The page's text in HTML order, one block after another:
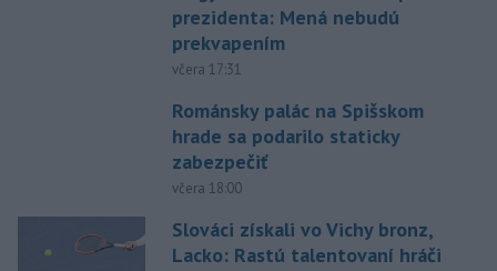
prezidenta: Mená nebudú
prekvapením
včera 17:31
Románsky palác na Spišskom
hrade sa podarilo staticky
zabezpečiť
včera 18:00
Slováci získali vo Vichy bronz,
Lacko: Rastú talentovaní hráči